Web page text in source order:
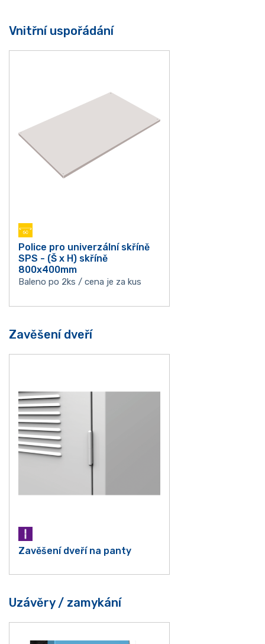
Vnitřní uspořádání
Police pro univerzální skříně
SPS - (Š x H) skříně
800x400mm
Baleno po 2ks / cena je za kus
Zavěšení dveří
Zavěšení dveří na panty
Uzávěry / zamykání